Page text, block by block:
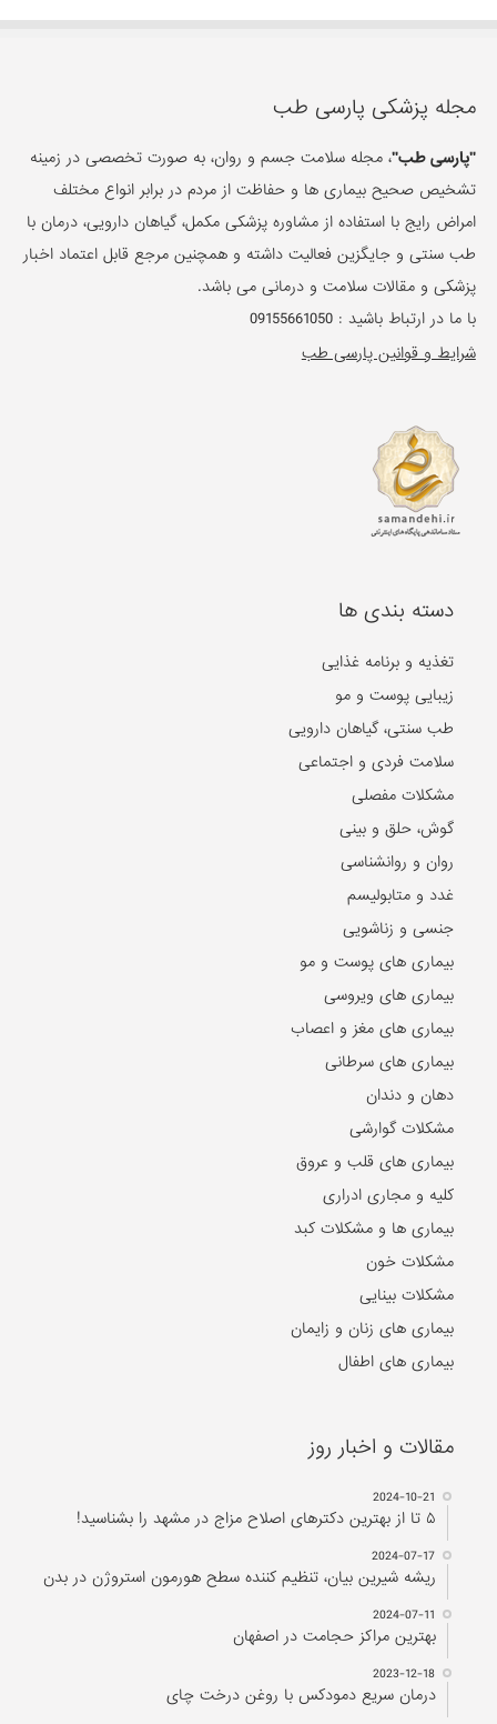
مجله پزشکی پارسی طب
"پارسی طب"، مجله سلامت جسم و روان، به صورت تخصصی در زمینه
تشخیص صحیح بیماری ها و حفاظت از مردم در برابر انواع مختلف
امراض رایج با استفاده از مشاوره پزشکی مکمل، گیاهان دارویی، درمان با
طب سنتی و جایگزین فعالیت داشته و همچنین مرجع قابل اعتماد اخبار
پزشکی و مقالات سلامت و درمانی می باشد.
با ما در ارتباط باشید :09155661050
شرایط و قوانین پارسی طب
دسته بندی ها
تغذیه و برنامه غذایی
زیبایی پوست و مو
طب سنتی، گیاهان دارویی
سلامت فردی و اجتماعی
مشکلات مفصلی
گوش، حلق و بینی
روان و روانشناسی
غدد و متابولیسم
جنسی و زناشویی
بیماری های پوست و مو
بیماری های ویروسی
بیماری های مغز و اعصاب
بیماری های سرطانی
دهان و دندان
مشکلات گوارشی
بیماری های قلب و عروق
کلیه و مجاری ادراری
بیماری ها و مشکلات کبد
مشکلات خون
مشکلات بینایی
بیماری های زنان و زایمان
بیماری های اطفال
مقالات و اخبار روز
2024-10-21
۵ تا از بهترین دکتر‌های اصلاح مزاج در مشهد را بشناسید!
2024-07-17
ریشه شیرین بیان، تنظیم کننده سطح هورمون استروژن در بدن
2024-07-11
بهترین مراکز حجامت در اصفهان
2023-12-18
درمان سریع دمودکس با روغن درخت چای